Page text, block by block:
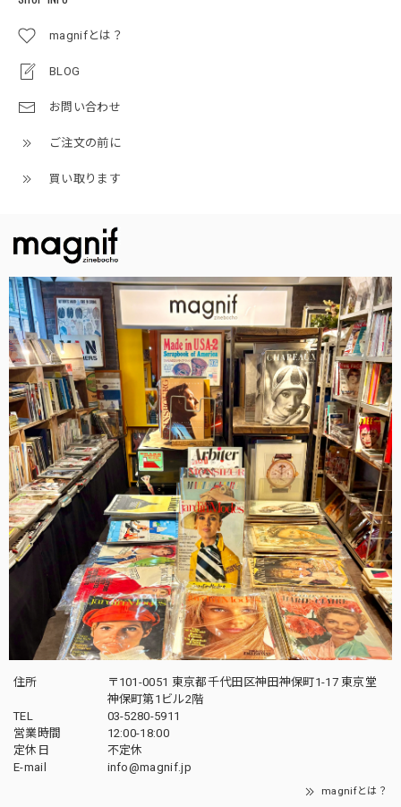
magnifとは？
BLOG
お問い合わせ
ご注文の前に
買い取ります
住所
〒101-0051 東京都千代田区神田神保町1-17 東京堂
神保町第1ビル2階
TEL
03-5280-5911
営業時間
12:00-18:00
定休日
不定休
E-mail
info@magnif.jp
magnifとは？